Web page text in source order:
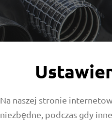
Na naszej stronie
niezbędne, podczas gdy